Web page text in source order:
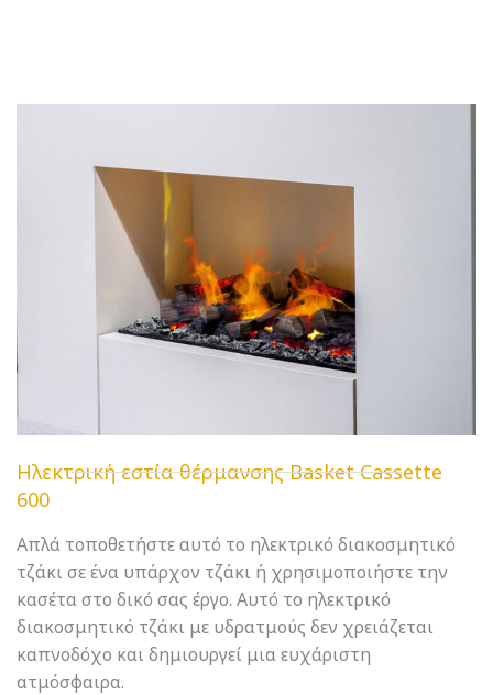
Ηλεκτρική εστία θέρμανσης Basket Cassette
600
Απλά τοποθετήστε αυτό το ηλεκτρικό διακοσμητικό
τζάκι σε ένα υπάρχον τζάκι ή χρησιμοποιήστε την
κασέτα στο δικό σας έργο. Αυτό το ηλεκτρικό
διακοσμητικό τζάκι με υδρατμούς δεν χρειάζεται
καπνοδόχο και δημιουργεί μια ευχάριστη
ατμόσφαιρα.